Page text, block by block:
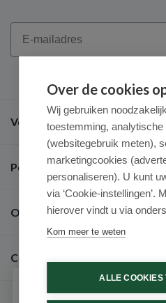
Email
Veel gestelde vragen
Populaire merken
Over ons
Contact
Over de cookies
Wij gebruiken
toestemming, analytische
(websitegebruik meten),
marketingcookies
personaliseren). U kunt
via ‘Cookie-instellingen’.
hierover vindt u via
Kom meer te weten
ALLE COOKIES
Schrijf je in voor